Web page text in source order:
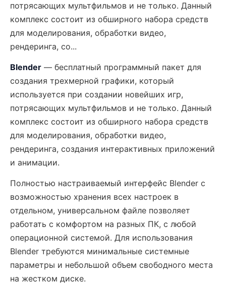
потрясающих мультфильмов и не только. Данный
комплекс состоит из обширного набора средств
для моделирования, обработки видео,
рендеринга, со...
Blender — бесплатный программный пакет для
создания трехмерной графики, который
используется при создании новейших игр,
потрясающих мультфильмов и не только. Данный
комплекс состоит из обширного набора средств
для моделирования, обработки видео,
рендеринга, создания интерактивных приложений
и анимации.
Полностью настраиваемый интерфейс Blender с
возможностью хранения всех настроек в
отдельном, универсальном файле позволяет
работать с комфортом на разных ПК, с любой
операционной системой. Для использования
Blender требуются минимальные системные
параметры и небольшой объем свободного места
на жестком диске.